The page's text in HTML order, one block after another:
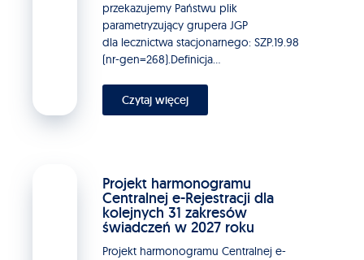
przekazujemy Państwu plik
parametryzujący grupera JGP
dla lecznictwa stacjonarnego: SZP.19.98
(nr-gen=268).Definicja...
Czytaj więcej
Projekt harmonogramu
Centralnej e-Rejestracji dla
kolejnych 31 zakresów
świadczeń w 2027 roku
Projekt harmonogramu Centralnej e-